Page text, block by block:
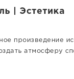
| Эстетика
произведение
атмосферу